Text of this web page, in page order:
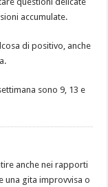
accumulate.
di positivo, anche
sono 9, 13 e
anche nei rapporti
una gita improvvisa o